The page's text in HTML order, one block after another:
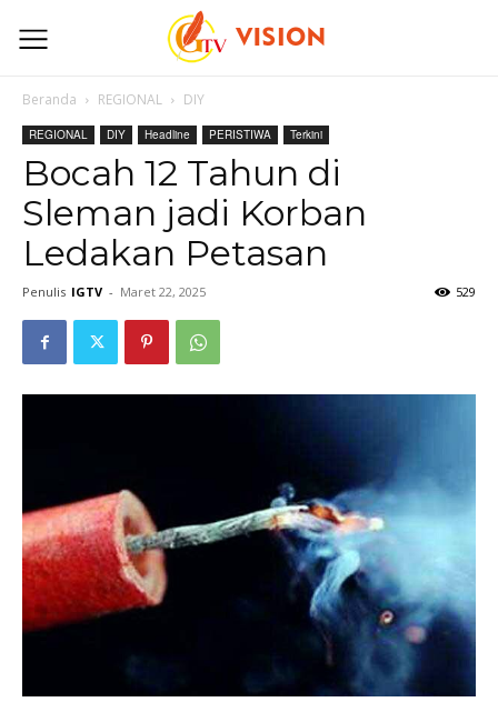
Beranda REGIONAL DIY
REGIONAL DIY Headline PERISTIWA Terkini
Bocah 12 Tahun di
Sleman jadi Korban
Ledakan Petasan
Penulis IGTV - Maret 22, 2025 529